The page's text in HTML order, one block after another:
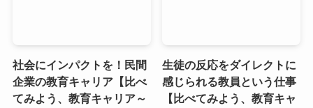
社会にインパクトを！民間
企業の教育キャリア【比べ
てみよう、教育キャリア～
生徒の反応をダイレクトに
感じられる教員という仕事
【比べてみよう、教育キャ